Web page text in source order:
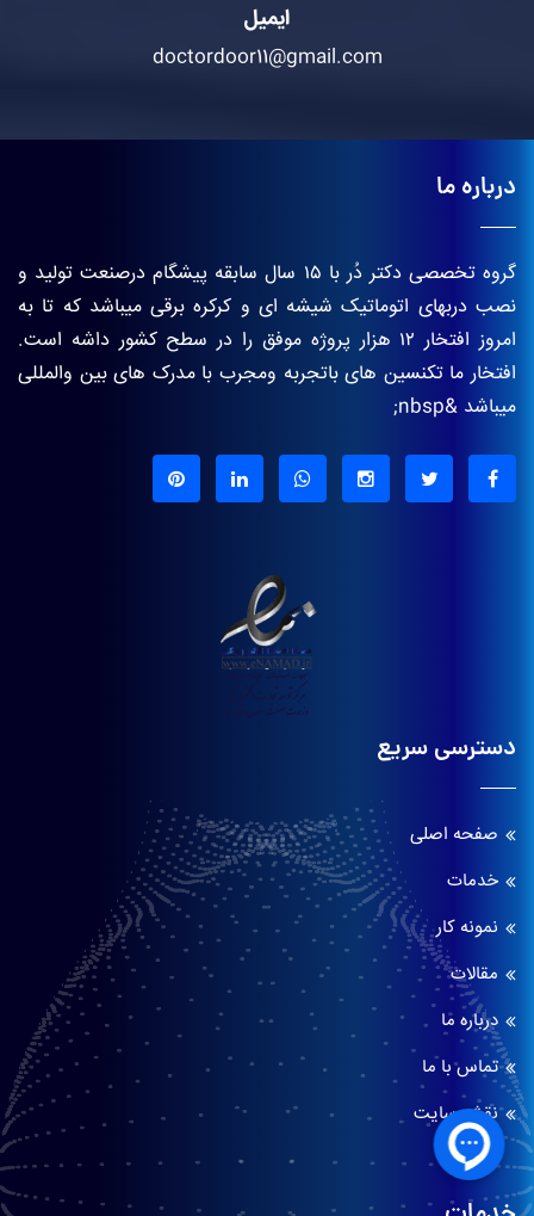
ایمیل
doctordoor11@gmail.com
درباره ما
گروه تخصصی دکتر دُر با ۱۵ سال سابقه پیشگام درصنعت تولید و
نصب دربهای اتوماتیک شیشه ای و کرکره برقی میباشد که تا به
امروز افتخار ۱۲ هزار پروژه موفق را در سطح کشور داشه است.
افتخار ما تکنسین های باتجربه ومجرب با مدرک های بین والمللی
میباشد &nbsp;
دسترسی سریع
صفحه اصلی
خدمات
نمونه کار
مقالات
درباره ما
تماس با ما
نقشه سایت